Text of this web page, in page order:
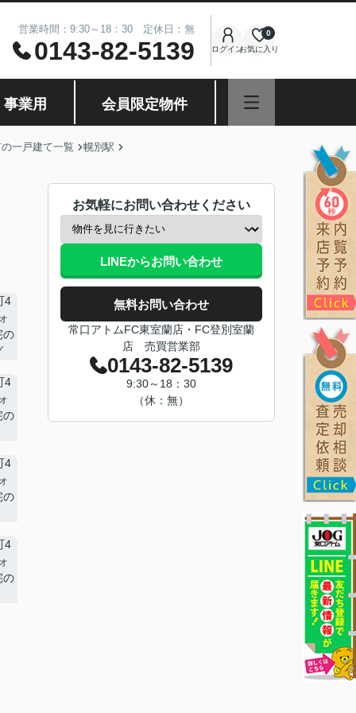
営業時間：9:30～18：30 定休日：無
0143-82-5139 ログインお気に入り
0
業用 会員限定物件
一戸建て一覧 幌別駅
お気軽にお問い合わせください
LINEからお問い合わせ
無料お問い合わせ
常口アトムFC東室蘭店・FC登別室蘭
店 売買営業部
0143-82-5139
9:30～18：30
（休：無）